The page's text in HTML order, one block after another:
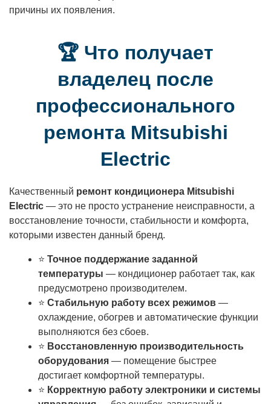
причины их появления.
🏆 Что получает
владелец после
профессионального
ремонта Mitsubishi
Electric
Качественный ремонт кондиционера Mitsubishi
Electric — это не просто устранение неисправности, а
восстановление точности, стабильности и комфорта,
которыми известен данный бренд.
⭐ Точное поддержание заданной
температуры — кондиционер работает так, как
предусмотрено производителем.
⭐ Стабильную работу всех режимов —
охлаждение, обогрев и автоматические функции
выполняются без сбоев.
⭐ Восстановленную производительность
оборудования — помещение быстрее
достигает комфортной температуры.
⭐ Корректную работу электроники и системы